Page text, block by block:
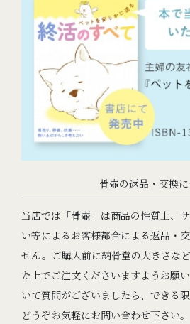
骨壺の返品・交換
当店では「骨壺」は商品の性質上、
い等によるお客様都合による返品・
せん。ご購入前に納骨堂の大きさな
た上でご注文くださいますようお願
いて質問がございましたら、できる
どうぞお気軽にお問い合わせ下さい。